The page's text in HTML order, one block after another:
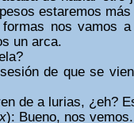
estaremos
nos vamos
un arca.
de que se
de a lurias, ¿eh?
): Bueno, nos vemos.